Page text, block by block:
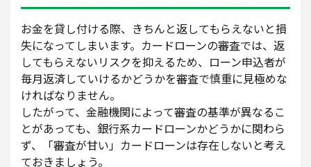
お金を貸し付ける際、きちんと返してもらえないと損
失になってしまいます。カードローンの審査では、返
してもらえないリスクを抑えるため、ローン申込者が
毎月返済していけるかどうかを審査で慎重に見極めな
ければなりません。
したがって、金融機関によって審査の基準が異なるこ
とがあっても、銀行系カードローンかどうかに関わら
ず、「審査が甘い」カードローンは存在しないと考え
ておきましょう。